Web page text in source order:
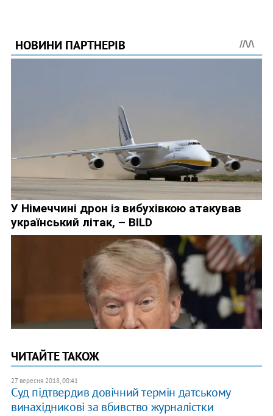
ЧИТАЙТЕ ТАКОЖ
27 вересня 2018, 00:41
Суд підтвердив довічний термін датському
винахідникові за вбивство журналістки